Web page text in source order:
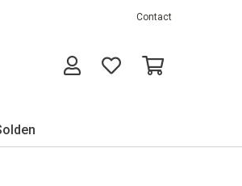
Contact